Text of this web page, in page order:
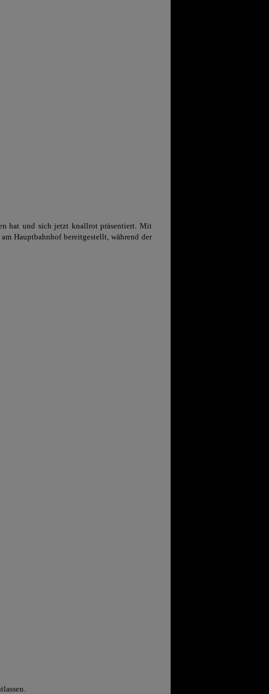
hat und sich jetzt knallrot präsentiert. Mit
Hauptbahnhof bereitgestellt, während der